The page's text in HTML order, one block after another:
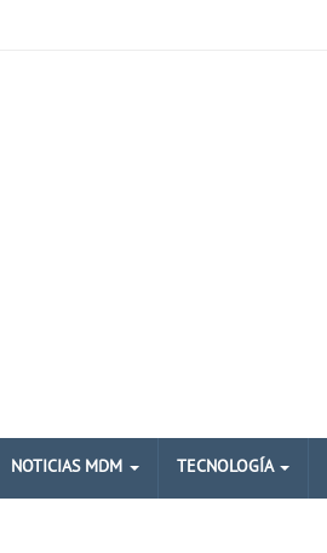
NOTICIAS MDM TECNOLOGÍA